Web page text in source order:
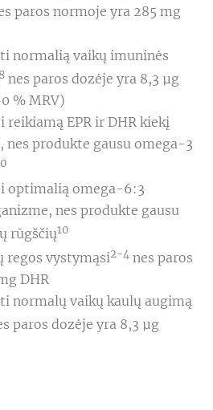
paros normoje yra 285 mg
normalią vaikų imuninės
8 nes paros dozėje yra 8,3 µg
% MRV)
reikiamą EPR ir DHR kiekį
nes produkte gausu omega-3
optimalią omega-6:3
nes produkte gausu
rūgščių10
regos vystymąsi2-4 nes paros
DHR
normalų vaikų kaulų augimą
paros dozėje yra 8,3 μg